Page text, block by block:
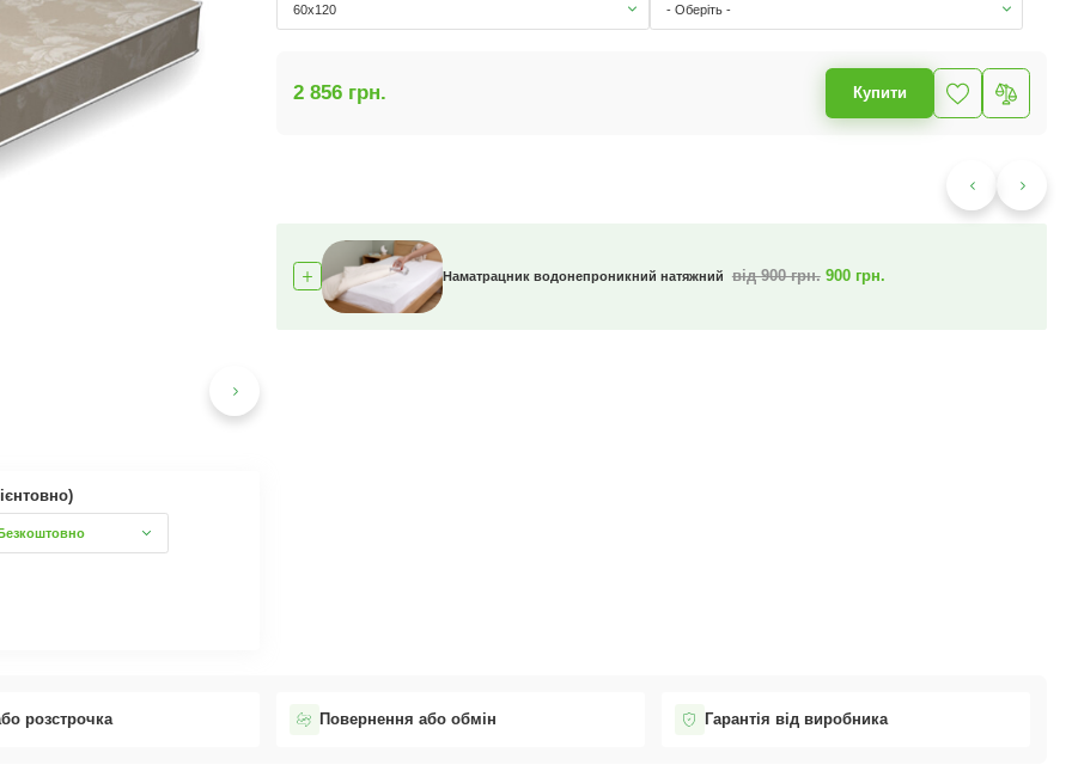
Безкоштовно
60x120 - Оберіть -
2 856 грн. Купити
Наматрацник водонепроникний натяжний від 900 грн.900 грн.
розстрочка Повернення або обмін Гарантія від виробника